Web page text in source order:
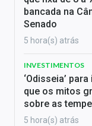
bancada na
Senado
5 hora(s) atrás
INVESTIMENTOS
‘Odisseia’
que os mitos
sobre as
5 hora(s) atrás